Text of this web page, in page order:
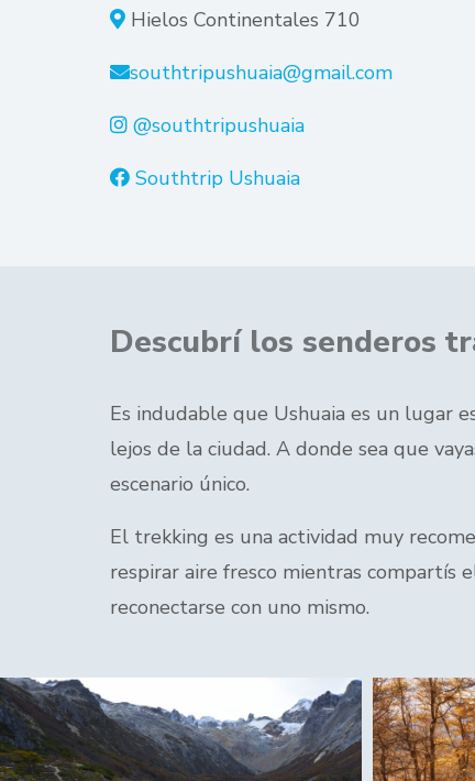
Hielos Continentales 710
southtripushuaia@gmail.com
@southtripushuaia
Southtrip Ushuaia
Descubrí los senderos
Es indudable que Ushuaia es un lugar
lejos de la ciudad. A donde sea que
escenario único.
El trekking es una actividad muy
respirar aire fresco mientras compartís
reconectarse con uno mismo.